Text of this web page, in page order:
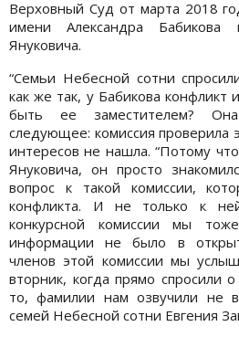
Верховный Суд от марта 2018
имени Александра Бабикова
Януковича.
“Семьи Небесной сотни
как же так, у Бабикова конфликт
быть ее заместителем?
следующее: комиссия проверила
интересов не нашла. “Потому
Януковича, он просто
вопрос к такой комиссии,
конфликта. И не только к
конкурсной комиссии мы
информации не было в
членов этой комиссии мы
вторник, когда прямо спросили
то, фамилии нам озвучили не
семей Небесной сотни Евгения